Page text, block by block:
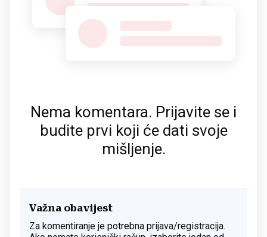
Nema komentara. Prijavite se i
budite prvi koji će dati svoje
mišljenje.
Važna obavijest
Za komentiranje je potrebna prijava/registracija.